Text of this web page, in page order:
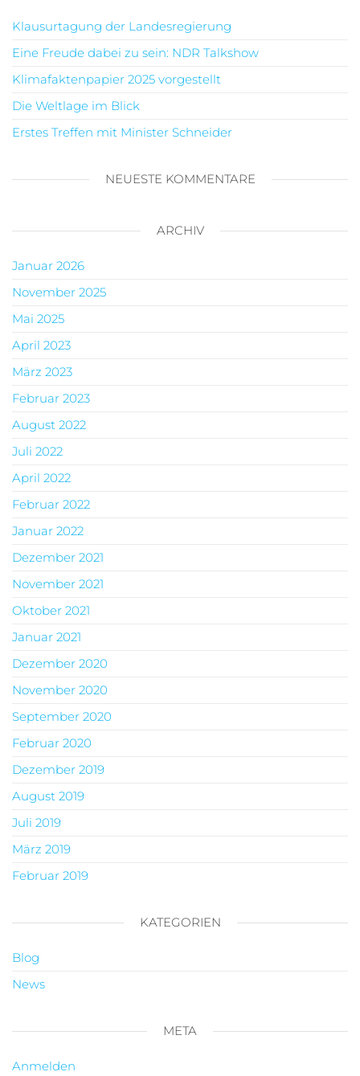
Klausurtagung der Landesregierung
Eine Freude dabei zu sein: NDR Talkshow
Klimafaktenpapier 2025 vorgestellt
Die Weltlage im Blick
Erstes Treffen mit Minister Schneider
NEUESTE KOMMENTARE
ARCHIV
Januar 2026
November 2025
Mai 2025
April 2023
März 2023
Februar 2023
August 2022
Juli 2022
April 2022
Februar 2022
Januar 2022
Dezember 2021
November 2021
Oktober 2021
Januar 2021
Dezember 2020
November 2020
September 2020
Februar 2020
Dezember 2019
August 2019
Juli 2019
März 2019
Februar 2019
KATEGORIEN
Blog
News
META
Anmelden